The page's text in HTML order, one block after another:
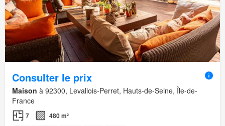
Consulter le prix
Maison à 92300, Levallois-Perret, Hauts-de-Seine, Île-de-
France
7 480 m²